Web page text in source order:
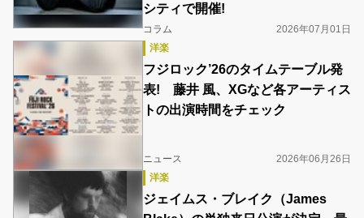
シティで開催!
コラム
2026年07月01日
洋楽
フジロック’26のタイムテーブル発
表! 藤井 風、XGなど各アーティス
トの出演時間をチェック
ニュース
2026年06月26日
洋楽
ジェイムス・ブレイク（James